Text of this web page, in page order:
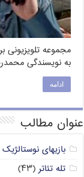
به نویسندگی
ادامه
عنوان مطالب
بازیهای نوستالژیک
تله تئاتر (۴۳)